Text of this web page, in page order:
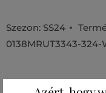
Szezon: SS24
0138MRUT3343-324-